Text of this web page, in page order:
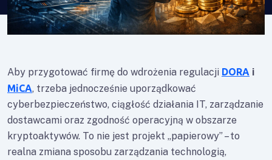
Aby przygotować firmę do wdrożenia regulacji DORA i
MiCA, trzeba jednocześnie uporządkować
cyberbezpieczeństwo, ciągłość działania IT, zarządzanie
dostawcami oraz zgodność operacyjną w obszarze
kryptoakty­wów. To nie jest projekt „papierowy” – to
realna zmiana sposobu zarządzania technologią,